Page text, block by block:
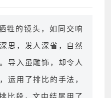
牲的镜头，如同交响
思，发人深省，自然
导入虽雕饰，却令人
运用了排比的手法，